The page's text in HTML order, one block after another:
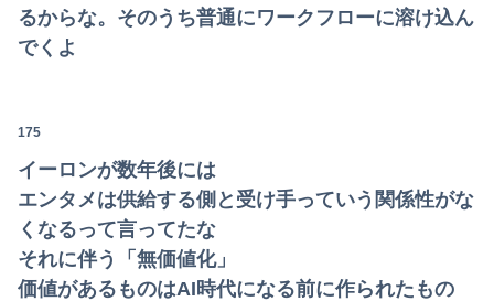
るからな。そのうち普通にワークフローに溶け込ん
でくよ
175
イーロンが数年後には
エンタメは供給する側と受け手っていう関係性がな
くなるって言ってたな
それに伴う「無価値化」
価値があるものはAI時代になる前に作られたもの